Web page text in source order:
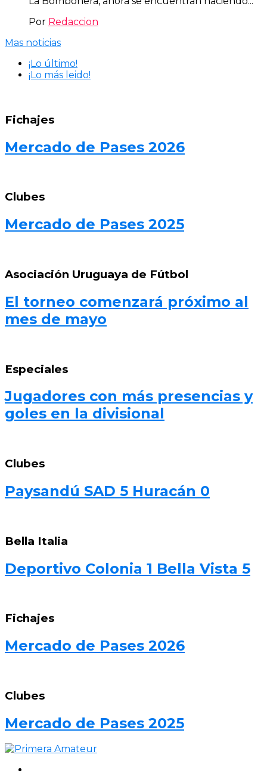
Por Redaccion
Mas noticias
¡Lo último!
¡Lo más leido!
Fichajes
Mercado de Pases 2026
Clubes
Mercado de Pases 2025
Asociación Uruguaya de Fútbol
El torneo comenzará próximo al
mes de mayo
Especiales
Jugadores con más presencias y
goles en la divisional
Clubes
Paysandú SAD 5 Huracán 0
Bella Italia
Deportivo Colonia 1 Bella Vista 5
Fichajes
Mercado de Pases 2026
Clubes
Mercado de Pases 2025